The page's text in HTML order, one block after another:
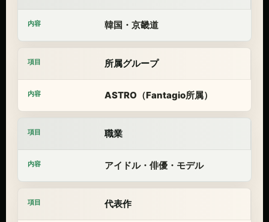
韓国・京畿道
所属グループ
ASTRO（Fantagio所属）
職業
アイドル・俳優・モデル
代表作